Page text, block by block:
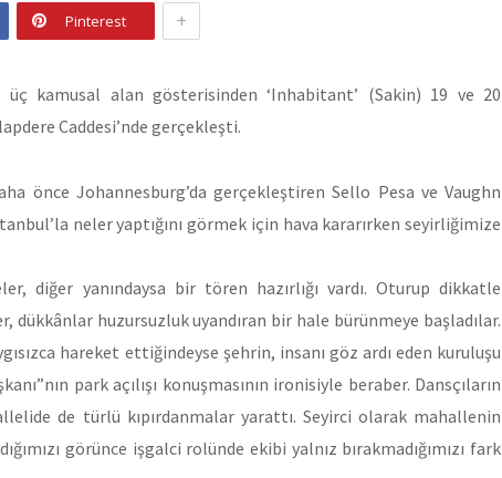
Pinterest +
üç kamusal alan gösterisinden ‘Inhabitant’ (Sakin) 19 ve 20
Caddesi’nde gerçekleşti.
önce Johannesburg’da gerçekleştiren Sello Pesa ve Vaughn
neler yaptığını görmek için hava kararırken seyirliğimize
diğer yanındaysa bir tören hazırlığı vardı. Oturup dikkatle
huzursuzluk uyandıran bir hale bürünmeye başladılar.
hareket ettiğindeyse şehrin, insanı göz ardı eden kuruluşu
park açılışı konuşmasının ironisiyle beraber. Dansçıların
de türlü kıpırdanmalar yarattı. Seyirci olarak mahallenin
görünce işgalci rolünde ekibi yalnız bırakmadığımızı fark